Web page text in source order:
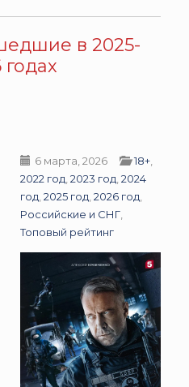
в 2025-
годах
6 марта, 2026 18+
2022 год 2023 год 2024
год 2025 год 2026 год
Российские и СНГ
Топовый рейтинг